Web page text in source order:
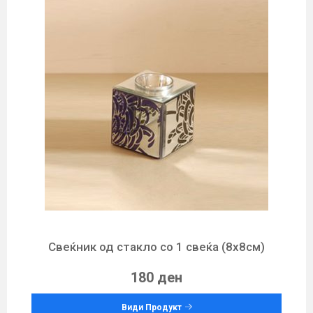
Свеќник од стакло со 1 свеќа (8х8см)
180 ден
Види Продукт